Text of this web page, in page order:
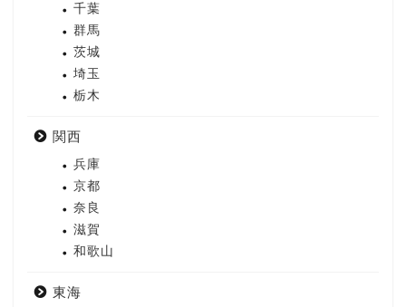
千葉
群馬
茨城
埼玉
栃木
関西
兵庫
京都
奈良
滋賀
和歌山
東海